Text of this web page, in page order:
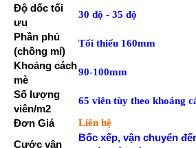
Độ dốc tối
ưu
30 độ - 35 độ
Phần phủ
(chồng mí)
Tối thiểu 160mm
Khoảng cách
mè
90-100mm
Số lượng
viên/m2
65 viên tùy theo khoảng
Đơn Giá Liên hệ
Cước vận
Bốc xếp, vận chuyển